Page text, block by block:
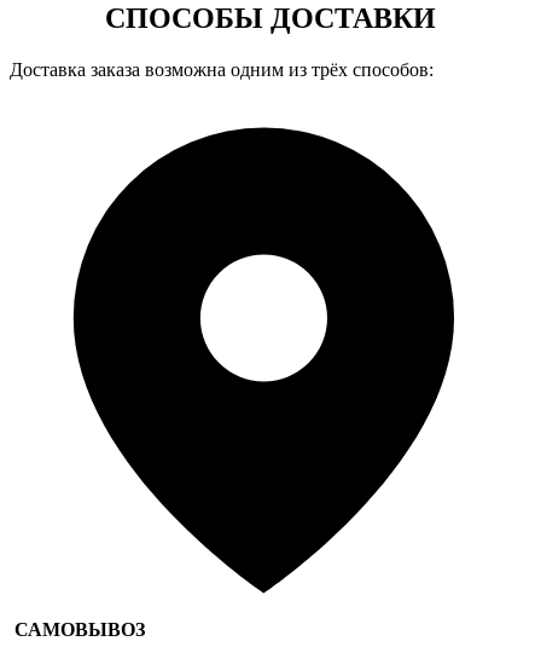
СПОСОБЫ ДОСТАВКИ
Доставка заказа возможна одним из трёх способов:
САМОВЫВОЗ